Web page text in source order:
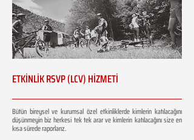
ETKİNLİK RSVP (LCV) HİZMETİ
Bütün bireysel ve kurumsal özel etkinliklerde kimlerin katılacağını
düşünmeyin biz herkesi tek tek arar ve kimlerin katılacağını size en
kısa sürede raporlarız.